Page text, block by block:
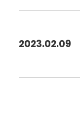
2023.02.09